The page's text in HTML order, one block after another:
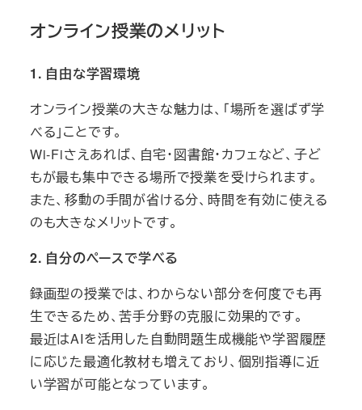
オンライン授業のメリット
1. 自由な学習環境
オンライン授業の大きな魅力は、「場所を選ばず学
べる」ことです。
Wi-Fiさえあれば、自宅・図書館・カフェなど、子ど
もが最も集中できる場所で授業を受けられます。
また、移動の手間が省ける分、時間を有効に使える
のも大きなメリットです。
2. 自分のペースで学べる
録画型の授業では、わからない部分を何度でも再
生できるため、苦手分野の克服に効果的です。
最近はAIを活用した自動問題生成機能や学習履歴
に応じた最適化教材も増えており、個別指導に近
い学習が可能となっています。